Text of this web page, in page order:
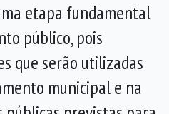
etapa fundamental
público, pois
que serão utilizadas
municipal e na